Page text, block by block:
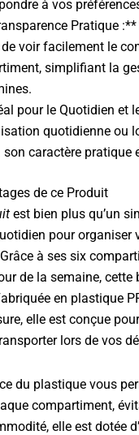
à vos
Pratique
voir facilement le
simplifiant la
pour le Quotidien et
quotidienne ou
son caractère pratique
de ce Produit
est bien plus qu’un
pour organiser
à ses six
de la semaine,
en plastique
elle est conçue
lors de vos
du plastique vous
compartiment,
elle est dotée